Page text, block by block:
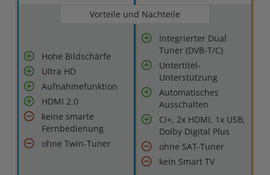
Vorteile und Nachteile
Hohe Bildschärfe
Ultra HD
Aufnahmefunktion
HDMI 2.0
keine smarte
Fernbedienung
ohne Twin-Tuner
Integrierter Dual
Tuner (DVB-T/C)
Untertitel-
Unterstützung
Automatisches
Ausschalten
CI+, 2x HDMI, 1x USB,
Dolby Digital Plus
ohne SAT-Tuner
kein Smart TV